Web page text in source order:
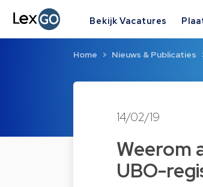
Bekijk Vacatures
Home Nieuws & Publicaties
14/02/19
Weerom
UBO-